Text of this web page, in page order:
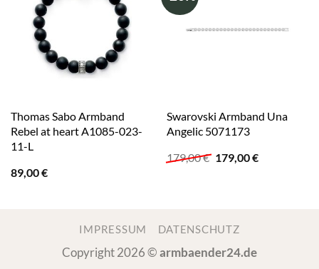
Thomas Sabo Armband
Rebel at heart A1085-023-
11-L
89,00€
Swarovski Armband Una
Angelic 5071173
179,00€ Ursprünglicher
179,00€Aktueller
IMPRESSUM DATENSCHUTZ
Copyright 2026 ©armbaender24.de